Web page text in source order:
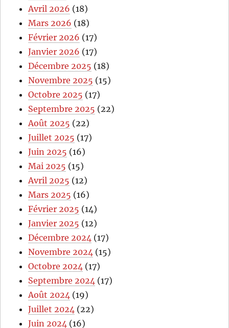
Avril 2026 (18)
Mars 2026 (18)
Février 2026 (17)
Janvier 2026 (17)
Décembre 2025 (18)
Novembre 2025 (15)
Octobre 2025 (17)
Septembre 2025 (22)
Août 2025 (22)
Juillet 2025 (17)
Juin 2025 (16)
Mai 2025 (15)
Avril 2025 (12)
Mars 2025 (16)
Février 2025 (14)
Janvier 2025 (12)
Décembre 2024 (17)
Novembre 2024 (15)
Octobre 2024 (17)
Septembre 2024 (17)
Août 2024 (19)
Juillet 2024 (22)
Juin 2024 (16)